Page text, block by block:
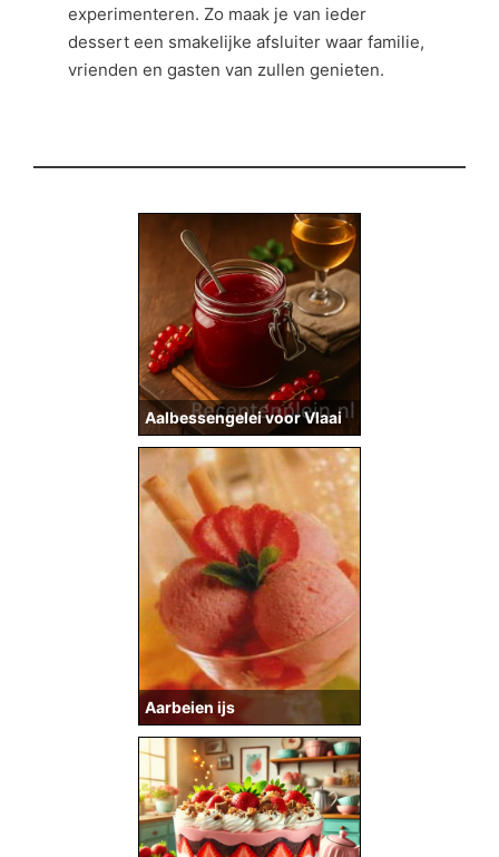
experimenteren. Zo maak je van ieder
dessert een smakelijke afsluiter waar familie,
vrienden en gasten van zullen genieten.
Aalbessengelei voor Vlaai
Aarbeien ijs